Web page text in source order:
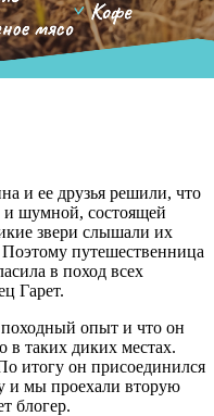
и ее друзья решили, что
шумной, состоящей
звери слышали их
путешественница
в поход всех
Гарет.
опыт и что он
в таких диких местах.
итогу он присоединился
и мы проехали вторую
блогер.